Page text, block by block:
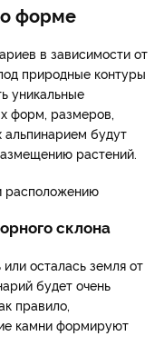
форме
в зависимости от
природные контуры
уникальные
форм, размеров,
будут
растений.
склона
осталась земля от
будет очень
правило,
камни формируют